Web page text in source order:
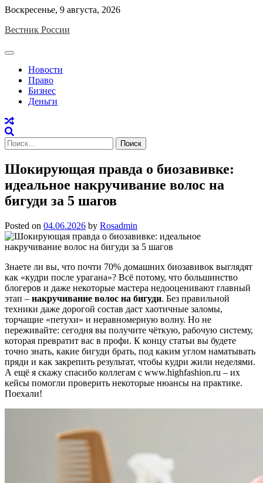
Skip
content
Воскресенье, 9 августа, 2026
Вестник России
Новости
Право
Бизнес
Деньги
Найти:
Шокирующая правда о биозавивке:
идеальное накручивание волос на
бигуди за 5 шагов
Posted on 04.06.2026 by Rosadmin
Знаете ли вы, что почти 70% домашних биозавивок выглядят
как «кудри после урагана»? Всё потому, что большинство
блогеров и даже некоторые мастера недооценивают главный
этап – накручивание волос на бигуди. Без правильной
техники даже дорогой состав даст хаотичные заломы,
торчащие «петухи» и неравномерную волну. Но не
переживайте: сегодня вы получите чёткую, рабочую систему,
которая превратит вас в профи. К концу статьи вы будете
точно знать, какие бигуди брать, под каким углом наматывать
пряди и как закрепить результат, чтобы кудри жили неделями.
А ещё я скажу спасибо коллегам с www.highfashion.ru – их
кейсы помогли проверить некоторые нюансы на практике.
Поехали!